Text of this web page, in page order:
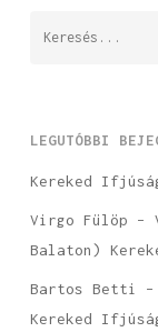
LEGUTÓBBI
Kereked
Virgo Fülöp –
Balaton)
Bartos Betti –
Kereked